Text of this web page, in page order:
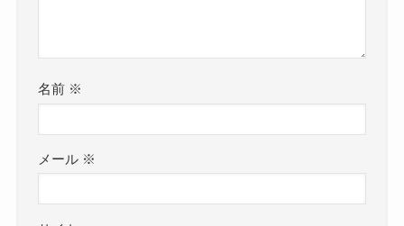
名前 ※
メール ※